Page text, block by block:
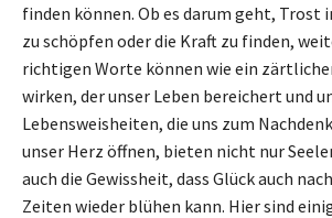
finden können. Ob es darum geht, Trost
zu schöpfen oder die Kraft zu finden,
richtigen Worte können wie ein
wirken, der unser Leben bereichert und
Lebensweisheiten, die uns zum
unser Herz öffnen, bieten nicht nur
auch die Gewissheit, dass Glück auch
Zeiten wieder blühen kann. Hier sind